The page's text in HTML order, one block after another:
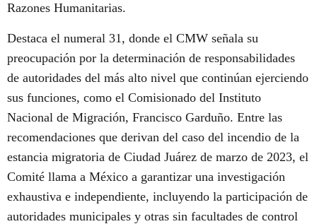
Razones Humanitarias.
Destaca el numeral 31, donde el CMW señala su
preocupación por la determinación de responsabilidades
de autoridades del más alto nivel que continúan ejerciendo
sus funciones, como el Comisionado del Instituto
Nacional de Migración, Francisco Garduño. Entre las
recomendaciones que derivan del caso del incendio de la
estancia migratoria de Ciudad Juárez de marzo de 2023, el
Comité llama a México a garantizar una investigación
exhaustiva e independiente, incluyendo la participación de
autoridades municipales y otras sin facultades de control